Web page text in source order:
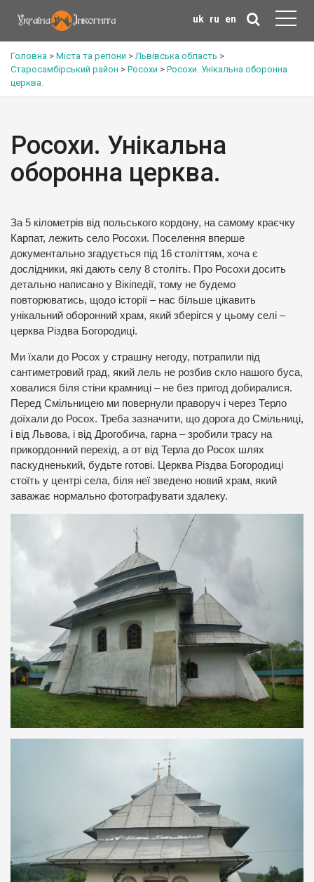
uk ru en
Головна > Міста та регіони >Львівська область >
Старосамбірський район > Росохи > Росохи. Унікальна оборонна
церква.
Росохи. Унікальна
оборонна церква.
За 5 кілометрів від польського кордону, на самому краєчку
Карпат, лежить село Росохи. Поселення вперше
документально згадується під 16 століттям, хоча є
дослідники, які дають селу 8 століть. Про Росохи досить
детально написано у Вікіпедії, тому не будемо
повторюватись, щодо історії – нас більше цікавить
унікальний оборонний храм, який зберігся у цьому селі –
церква Різдва Богородиці.
Ми їхали до Росох у страшну негоду, потрапили під
сантиметровий град, який лель не розбив скло нашого буса,
ховалися біля стіни крамниці – не без пригод добиралися.
Перед Смільницею ми повернули праворуч і через Терло
доїхали до Росох. Треба зазначити, що дорога до Смільниці,
і від Львова, і від Дрогобича, гарна – зробили трасу на
прикордонний перехід, а от від Терла до Росох шлях
паскудненький, будьте готові. Церква Різдва Богородиці
стоїть у центрі села, біля неї зведено новий храм, який
заважає нормально фотографувати здалеку.